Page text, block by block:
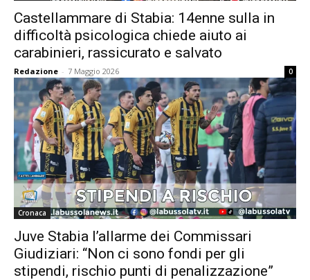
Castellammare di Stabia: 14enne sulla in
difficoltà psicologica chiede aiuto ai
carabinieri, rassicurato e salvato
Redazione - 7 Maggio 2026 0
Cronaca
Juve Stabia l’allarme dei Commissari
Giudiziari: “Non ci sono fondi per gli
stipendi, rischio punti di penalizzazione”